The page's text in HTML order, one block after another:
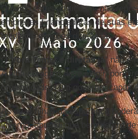
Quando estes atraiçoam, não
empresas financiadoras de suas
mediante eleições diretas já.
O “fora Temerediretas já
” não é
A filha-coragem deve exigir, por
credibilidade a um governo, capaz
As duas filhas da esperança
inverno, aprendi que bem dentro